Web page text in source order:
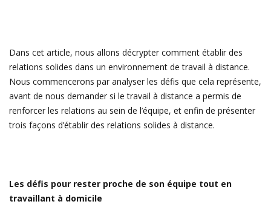
Dans cet article, nous allons décrypter comment établir des
relations solides dans un environnement de travail à distance.
Nous commencerons par analyser les défis que cela représente,
avant de nous demander si le travail à distance a permis de
renforcer les relations au sein de l’équipe, et enfin de présenter
trois façons d’établir des relations solides à distance.
Les défis pour rester proche de son équipe tout en
travaillant à domicile